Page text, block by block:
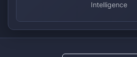
Intelligence